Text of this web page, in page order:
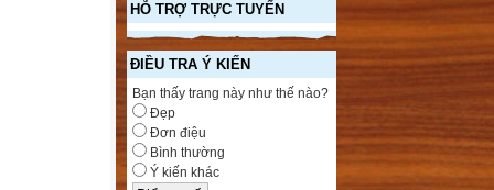
HỖ TRỢ TRỰC TUYẾN
ĐIỀU TRA Ý KIẾN
Bạn thấy trang này như thế nào?
Đẹp
Đơn điệu
Bình thường
Ý kiến khác